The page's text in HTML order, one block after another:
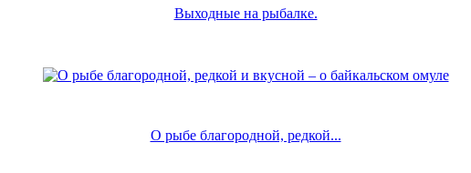
Выходные на рыбалке.
О рыбе благородной, редкой...